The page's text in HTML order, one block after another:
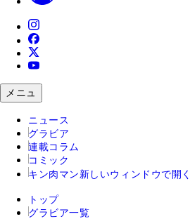
メニュ
ニュース
グラビア
連載コラム
コミック
キン肉マン 新しいウィンドウで開く
トップ
グラビア一覧